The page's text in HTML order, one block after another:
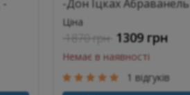
-Дон Іцках Абраванель
Ціна
1870 грн 1309 грн
Немає в наявності
1 відгуків